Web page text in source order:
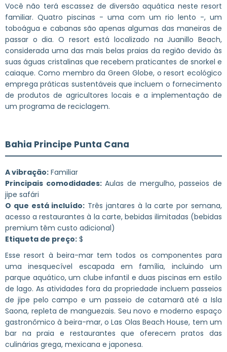
Você não terá escassez de diversão aquática neste resort
familiar. Quatro piscinas - uma com um rio lento -, um
toboágua e cabanas são apenas algumas das maneiras de
passar o dia. O resort está localizado na Juanillo Beach,
considerada uma das mais belas praias da região devido às
suas águas cristalinas que recebem praticantes de snorkel e
caiaque. Como membro da Green Globe, o resort ecológico
emprega práticas sustentáveis que incluem o fornecimento
de produtos de agricultores locais e a implementação de
um programa de reciclagem.
Bahia Principe Punta Cana
A vibração: Familiar
Principais comodidades:Aulas de mergulho, passeios de
jipe safári
O que está incluído: Três jantares à la carte por semana,
acesso a restaurantes à la carte, bebidas ilimitadas (bebidas
premium têm custo adicional)
Etiqueta de preço: $
Esse resort à beira-mar tem todos os componentes para
uma inesquecível escapada em família, incluindo um
parque aquático, um clube infantil e duas piscinas em estilo
de lago. As atividades fora da propriedade incluem passeios
de jipe pelo campo e um passeio de catamarã até a Isla
Saona, repleta de manguezais. Seu novo e moderno espaço
gastronômico à beira-mar, o Las Olas Beach House, tem um
bar na praia e restaurantes que oferecem pratos das
culinárias grega, mexicana e japonesa.